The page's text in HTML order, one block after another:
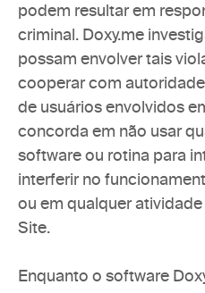
podem resultar em
criminal. Doxy.me
possam envolver tais
cooperar com
de usuários envolvidos
concorda em não usar
software ou rotina para
interferir no
ou em qualquer
Site.
Enquanto o software